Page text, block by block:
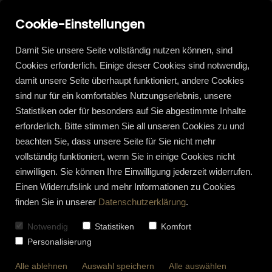
Cookie-Einstellungen
Damit Sie unsere Seite vollständig nutzen können, sind
Cookies erforderlich. Einige dieser Cookies sind notwendig,
damit unsere Seite überhaupt funktioniert, andere Cookies
sind nur für ein komfortables Nutzungserlebnis, unsere
Statistiken oder für besonders auf Sie abgestimmte Inhalte
erforderlich. Bitte stimmen Sie all unseren Cookies zu und
beachten Sie, dass unsere Seite für Sie nicht mehr
vollständig funktioniert, wenn Sie in einige Cookies nicht
einwilligen. Sie können Ihre Einwilligung jederzeit widerrufen.
Einen Widerrufslink und mehr Informationen zu Cookies
finden Sie in unserer Datenschutzerklärung.
Notwendig Statistiken
Komfort
Personalisierung
Alle ablehnen Auswahl speichern Alle auswählen